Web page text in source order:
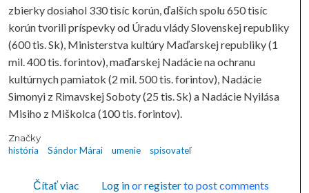
zbierky dosiahol 330 tisíc korún, ďalších spolu 650 tisíc
korún tvorili príspevky od Úradu vlády Slovenskej republiky
(600 tis. Sk), Ministerstva kultúry Maďarskej republiky (1
mil. 400 tis. forintov), maďarskej Nadácie na ochranu
kultúrnych pamiatok (2 mil. 500 tis. forintov), Nadácie
Simonyi z Rimavskej Soboty (25 tis. Sk) a Nadácie Nyilása
Misiho z Miškolca (100 tis. forintov).
Značky
história
Sándor Márai umenie spisovateľ
Čítať viaco Socha košického rodáka, významného
Log inorregisterto post comments